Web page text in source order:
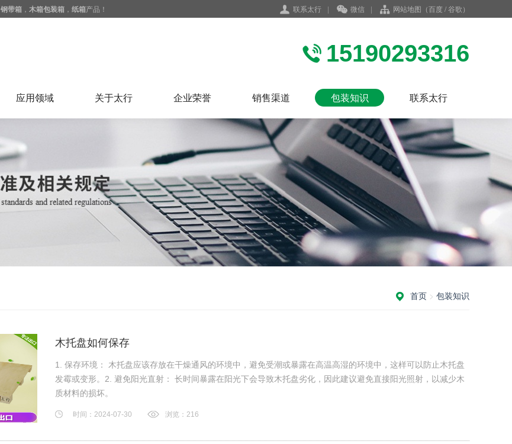
联系太行 | 微信 | 网站地图 （百度/谷歌）
钢带箱 ， 木箱包装箱 ， 纸箱产品！
15190293316
应用领域 关于太行 企业荣誉 销售渠道 包装知识 联系太行
首页 > 包装知识
木托盘如何保存
1. 保存环境： 木托盘应该存放在干燥通风的环境中，避免受潮或暴露在高温高湿的环境中，这样可以防止木托盘
发霉或变形。2. 避免阳光直射： 长时间暴露在阳光下会导致木托盘劣化，因此建议避免直接阳光照射，以减少木
质材料的损坏。
时间：2024-07-30 浏览：216